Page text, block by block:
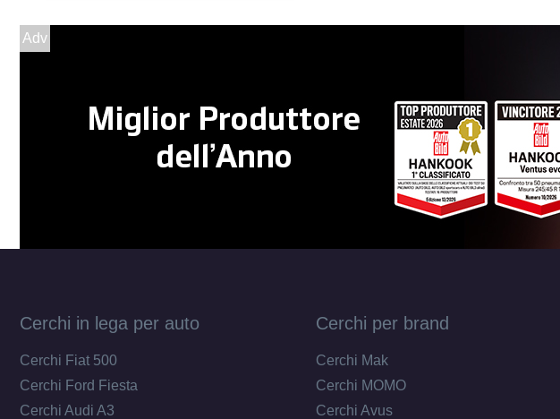
Adv
Cerchi in lega per auto
Cerchi Fiat 500
Cerchi Ford Fiesta
Cerchi Audi A3
Cerchi per brand
Cerchi Mak
Cerchi MOMO
Cerchi Avus